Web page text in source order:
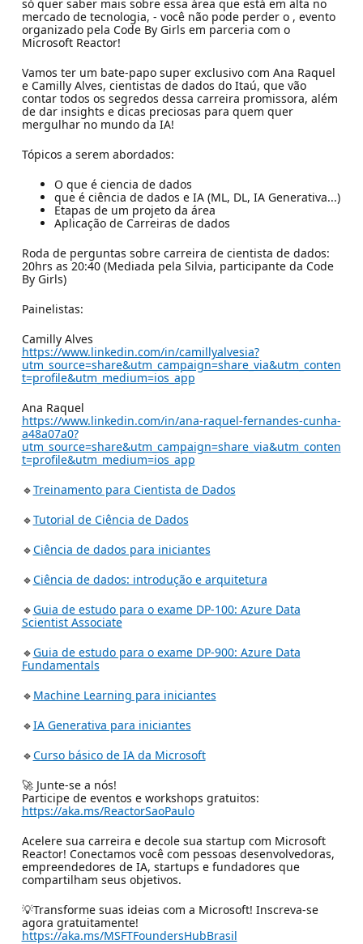
só quer saber mais sobre essa área que está em alta no
mercado de tecnologia, - você não pode perder o , evento
organizado pela Code By Girls em parceria com o
Microsoft Reactor!
Vamos ter um bate-papo super exclusivo com Ana Raquel
e Camilly Alves, cientistas de dados do Itaú, que vão
contar todos os segredos dessa carreira promissora, além
de dar insights e dicas preciosas para quem quer
mergulhar no mundo da IA!
Tópicos a serem abordados:
O que é ciencia de dados
que é ciência de dados e IA (ML, DL, IA Generativa...)
Etapas de um projeto da área
Aplicação de Carreiras de dados
Roda de perguntas sobre carreira de cientista de dados:
20hrs as 20:40 (Mediada pela Silvia, participante da Code
By Girls)
Painelistas:
Camilly Alves
https://www.linkedin.com/in/camillyalvesia?
utm_source=share&utm_campaign=share_via&utm_conten
t=profile&utm_medium=ios_app
Ana Raquel
https://www.linkedin.com/in/ana-raquel-fernandes-cunha-
a48a07a0?
utm_source=share&utm_campaign=share_via&utm_conten
t=profile&utm_medium=ios_app
🔹Treinamento para Cientista de Dados
🔹Tutorial de Ciência de Dados
🔹Ciência de dados para iniciantes
🔹Ciência de dados: introdução e arquitetura
🔹Guia de estudo para o exame DP-100: Azure Data
Scientist Associate
🔹Guia de estudo para o exame DP-900: Azure Data
Fundamentals
🔹 Machine Learning para iniciantes
🔹IA Generativa para iniciantes
🔹Curso básico de IA da Microsoft
🚀 Junte-se a nós!
Participe de eventos e workshops gratuitos:
https://aka.ms/ReactorSaoPaulo
Acelere sua carreira e decole sua startup com Microsoft
Reactor! Conectamos você com pessoas desenvolvedoras,
empreendedores de IA, startups e fundadores que
compartilham seus objetivos.
💡Transforme suas ideias com a Microsoft! Inscreva-se
agora gratuitamente!
https://aka.ms/MSFTFoundersHubBrasil